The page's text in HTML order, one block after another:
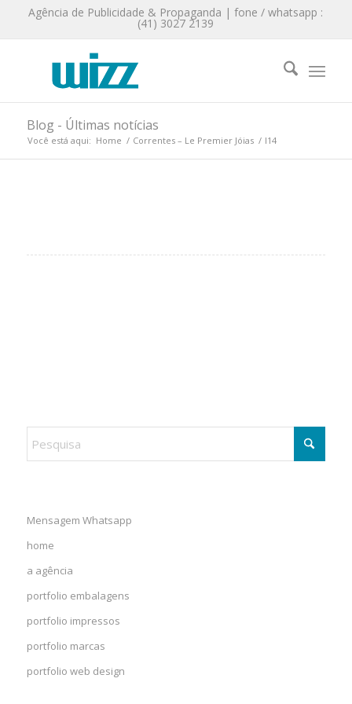
Agência de Publicidade & Propaganda | fone / whatsapp :
(41) 3027 2139
Blog - Últimas notícias
Você está aqui: Home / Correntes – Le Premier Jóias / l14
Mensagem Whatsapp
home
a agência
portfolio embalagens
portfolio impressos
portfolio marcas
portfolio web design